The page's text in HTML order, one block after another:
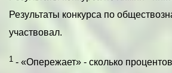
Результаты конкурса по
участвовал.
1 - «Опережает» - сколько